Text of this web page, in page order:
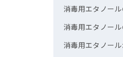
消毒用エタノー
消毒用エタノー
消毒用エタノー